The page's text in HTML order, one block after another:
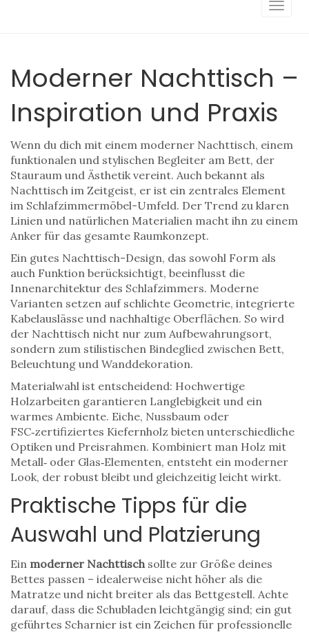
Moderner Nachttisch –
Inspiration und Praxis
Wenn du dich mit einem moderner Nachttisch, einem
funktionalen und stylischen Begleiter am Bett, der
Stauraum und Ästhetik vereint. Auch bekannt als
Nachttisch im Zeitgeist, er ist ein zentrales Element
im Schlafzimmermöbel-Umfeld. Der Trend zu klaren
Linien und natürlichen Materialien macht ihn zu einem
Anker für das gesamte Raumkonzept.
Ein gutes Nachttisch-Design, das sowohl Form als
auch Funktion berücksichtigt, beeinflusst die
Innenarchitektur des Schlafzimmers. Moderne
Varianten setzen auf schlichte Geometrie, integrierte
Kabelauslässe und nachhaltige Oberflächen. So wird
der Nachttisch nicht nur zum Aufbewahrungsort,
sondern zum stilistischen Bindeglied zwischen Bett,
Beleuchtung und Wanddekoration.
Materialwahl ist entscheidend: Hochwertige
Holzarbeiten garantieren Langlebigkeit und ein
warmes Ambiente. Eiche, Nussbaum oder
FSC‑zertifiziertes Kiefernholz bieten unterschiedliche
Optiken und Preisrahmen. Kombiniert man Holz mit
Metall‑ oder Glas‑Elementen, entsteht ein moderner
Look, der robust bleibt und gleichzeitig leicht wirkt.
Praktische Tipps für die
Auswahl und Platzierung
Ein moderner Nachttischsollte zur Größe deines
Bettes passen – idealerweise nicht höher als die
Matratze und nicht breiter als das Bettgestell. Achte
darauf, dass die Schubladen leichtgängig sind; ein gut
geführtes Scharnier ist ein Zeichen für professionelle